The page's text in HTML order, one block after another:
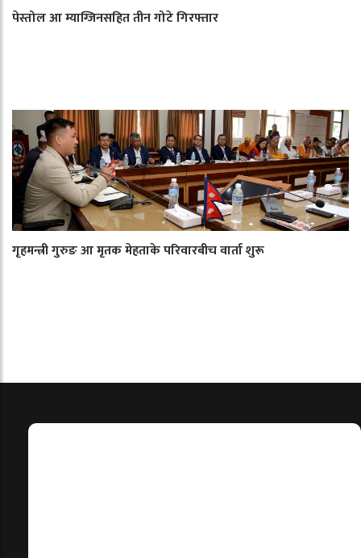
पेस्तोल आ म्याग्जिनसहित तीन गोटे गिरफ्तार
गृहमन्त्री गुरुङ आ मृतक मेहताके परिवारबीच वार्ता शुरू